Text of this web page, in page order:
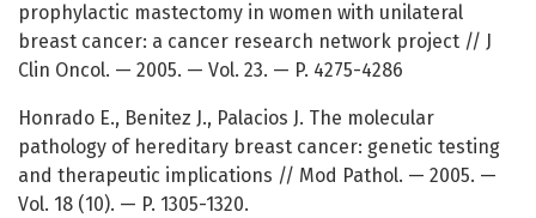
prophylactic mastectomy in women with unilateral
breast cancer: a cancer research network project // J
Clin Oncol. — 2005. — Vol. 23. — P. 4275-4286
Honrado E., Benitez J., Palacios J. The molecular
pathology of hereditary breast cancer: genetic testing
and therapeutic implications // Mod Pathol. — 2005. —
Vol. 18 (10). — P. 1305-1320.